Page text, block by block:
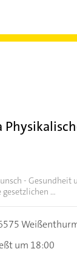
- Gesundheit
...
um 18:00